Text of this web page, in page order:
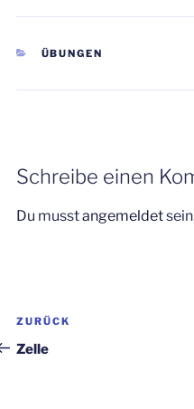
KATEGORIEN
ÜBUNGEN
Schreibe einen
Du musstangemeldet
Vorheriger
Beitrag
ZURÜCK
Zelle